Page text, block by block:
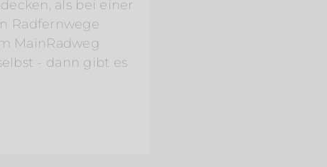
als bei einer
Radfernwege
MainRadweg
- dann gibt es